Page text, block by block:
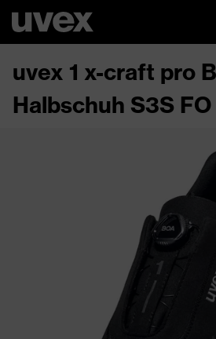
uvex 1 x-craft pro
Halbschuh S3S FO